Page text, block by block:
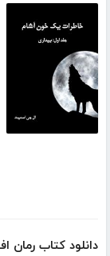
دانلود کتاب رمان